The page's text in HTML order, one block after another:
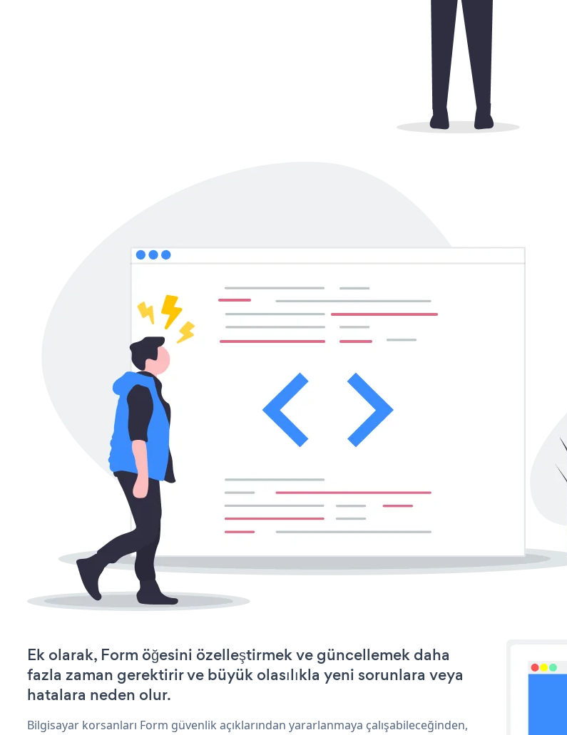
Ek olarak, Form öğesini özelleştirmek ve güncellemek daha
fazla zaman gerektirir ve büyük olasılıkla yeni sorunlara veya
hatalara neden olur.
Bilgisayar korsanları Form güvenlik açıklarından yararlanmaya çalışabileceğinden,